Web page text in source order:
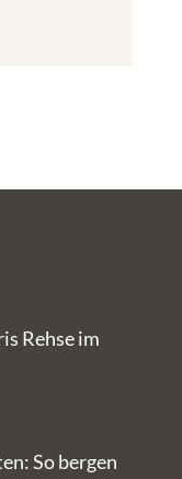
Rehse im
So bergen